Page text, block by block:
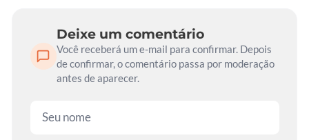
Deixe um comentário
Você receberá um e-mail para confirmar. Depois
de confirmar, o comentário passa por moderação
antes de aparecer.